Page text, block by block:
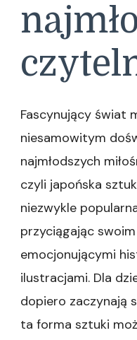
Fascynujący świat
niesamowitym
najmłodszych
czyli japońska
niezwykle
przyciągając
emocjonującymi
ilustracjami. Dla
dopiero zaczynają
ta forma sztuki